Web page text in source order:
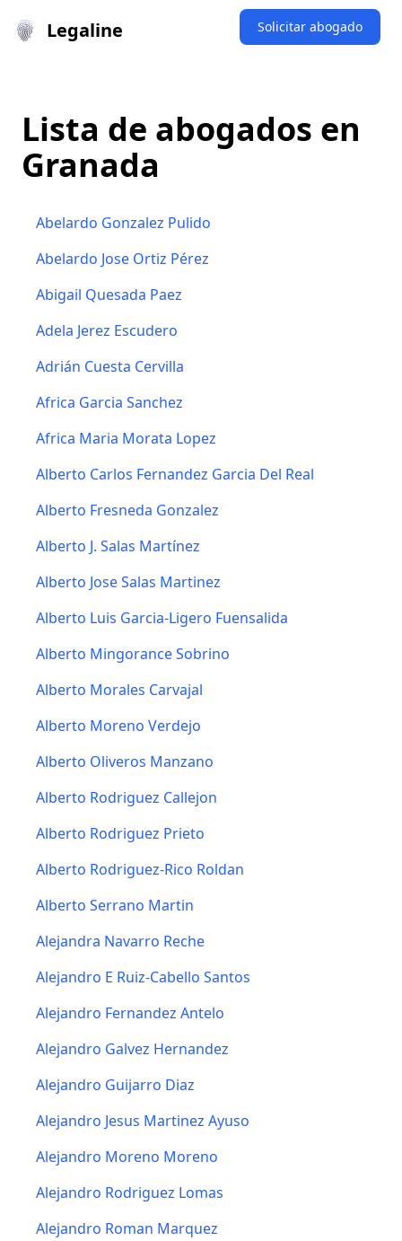
Legaline Solicitar abogado
Lista de abogados en
Granada
Abelardo Gonzalez Pulido
Abelardo Jose Ortiz Pérez
Abigail Quesada Paez
Adela Jerez Escudero
Adrián Cuesta Cervilla
Africa Garcia Sanchez
Africa Maria Morata Lopez
Alberto Carlos Fernandez Garcia Del Real
Alberto Fresneda Gonzalez
Alberto J. Salas Martínez
Alberto Jose Salas Martinez
Alberto Luis Garcia-Ligero Fuensalida
Alberto Mingorance Sobrino
Alberto Morales Carvajal
Alberto Moreno Verdejo
Alberto Oliveros Manzano
Alberto Rodriguez Callejon
Alberto Rodriguez Prieto
Alberto Rodriguez-Rico Roldan
Alberto Serrano Martin
Alejandra Navarro Reche
Alejandro E Ruiz-Cabello Santos
Alejandro Fernandez Antelo
Alejandro Galvez Hernandez
Alejandro Guijarro Diaz
Alejandro Jesus Martinez Ayuso
Alejandro Moreno Moreno
Alejandro Rodriguez Lomas
Alejandro Roman Marquez